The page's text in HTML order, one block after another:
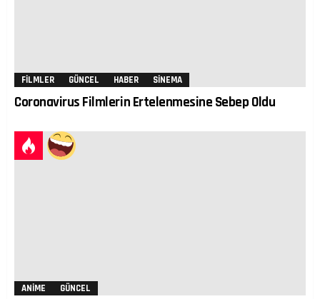
FILMLER GÜNCEL HABER SINEMA
Coronavirus Filmlerin Ertelenmesine Sebep Oldu
ANIME GÜNCEL